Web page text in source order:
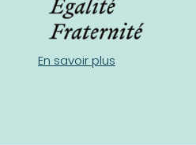
En savoir plus